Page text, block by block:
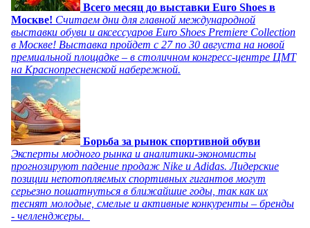
Всего месяц до выставки Euro Shoes в
Москве! Считаем дни для главной международной
выставки обуви и аксессуаров Euro Shoes Premiere Collection
в Москве! Выставка пройдет с 27 по 30 августа на новой
премиальной площадке – в столичном конгресс-центре ЦМТ
на Краснопресненской набережной.
Борьба за рынок спортивной обуви
Эксперты модного рынка и аналитики-экономисты
прогнозируют падение продаж Nike и Adidas. Лидерские
позиции непотопляемых спортивных гигантов могут
серьезно пошатнуться в ближайшие годы, так как их
теснят молодые, смелые и активные конкуренты – бренды
- челленджеры.